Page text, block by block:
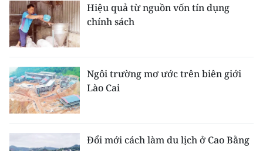
Hiệu quả từ nguồn vốn tín dụng
chính sách
Ngôi trường mơ ước trên biên giới
Lào Cai
Đổi mới cách làm du lịch ở Cao Bằng